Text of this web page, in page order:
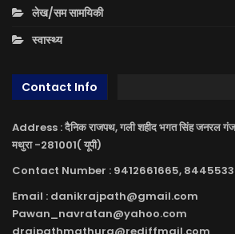
लेख/सम सामयिकी
स्वास्थ्य
Contact Info
Address : दैनिक राजपथ, गली शहीद भगत सिंह जनरल गंज
मथुरा -281001( यूपी)
Contact Number : 9412661665,
Email : danikrajpath@gmail.com
Pawan_navratan@yahoo.com